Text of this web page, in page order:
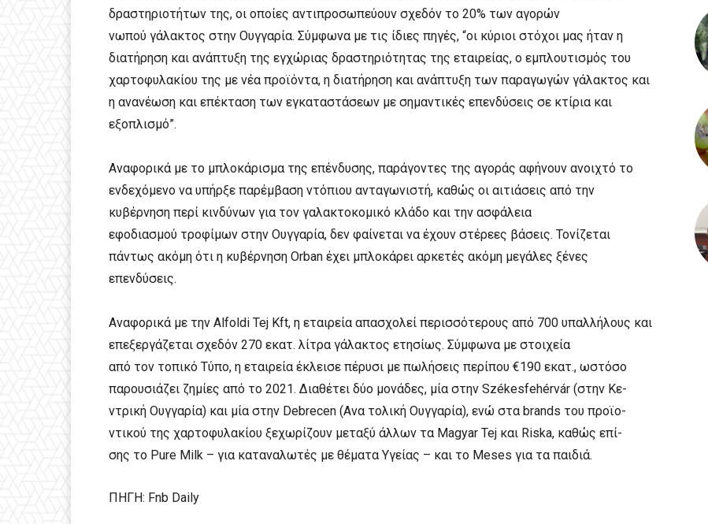
δραστηριοτήτων της, οι οποίες αντιπροσωπεύουν σχεδόν το 20% των αγορών
νωπού γάλακτος στην Ουγγαρία. Σύμφωνα με τις ίδιες πηγές, “οι κύριοι στόχοι μας ήταν η
διατήρηση και ανάπτυξη της εγχώριας δραστηριότητας της εταιρείας, ο εμπλουτισμός του
χαρτοφυλακίου της με νέα προϊόντα, η διατήρηση και ανάπτυξη των παραγωγών γάλακτος και
η ανανέωση και επέκταση των εγκαταστάσεων με σημαντικές επενδύσεις σε κτίρια και
εξοπλισμό”.
Αναφορικά με το μπλοκάρισμα της επένδυσης, παράγοντες της αγοράς αφήνουν ανοιχτό το
ενδεχόμενο να υπήρξε παρέμβαση ντόπιου ανταγωνιστή, καθώς οι αιτιάσεις από την
κυβέρνηση περί κινδύνων για τον γαλακτοκομικό κλάδο και την ασφάλεια
εφοδιασμού τροφίμων στην Ουγγαρία, δεν φαίνεται να έχουν στέρεες βάσεις. Τονίζεται
πάντως ακόμη ότι η κυβέρνηση Orban έχει μπλοκάρει αρκετές ακόμη μεγάλες ξένες
επενδύσεις.
Αναφορικά με την Alfoldi Tej Kft, η εταιρεία απασχολεί περισσότερους από 700 υπαλλήλους και
επεξεργάζεται σχεδόν 270 εκατ. λίτρα γάλακτος ετησίως. Σύμφωνα με στοιχεία
από τον τοπικό Τύπο, η εταιρεία έκλεισε πέρυσι με πωλήσεις περίπου €190 εκατ., ωστόσο
παρουσιάζει ζημίες από το 2021. Διαθέτει δύο μονάδες, μία στην Székesfehérvár (στην Κε-
ντρική Ουγγαρία) και μία στην Debrecen (Ανα τολική Ουγγαρία), ενώ στα brands του προϊο-
ντικού της χαρτοφυλακίου ξεχωρίζουν μεταξύ άλλων τα Magyar Tej και Riska, καθώς επί-
σης το Pure Milk – για καταναλωτές με θέματα Υγείας – και το Meses για τα παιδιά.
ΠΗΓΗ: Fnb Daily